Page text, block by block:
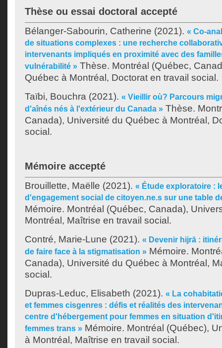
Thèse ou essai doctoral accepté
Bélanger-Sabourin, Catherine (2021). « Co-
de situations complexes : une recherche
intervenants impliqués en proximité avec des
vulnérabilité » Thèse. Montréal (Québec,
Québec à Montréal, Doctorat en travail social.
Taïbi, Bouchra (2021). « Vieillir où? Parcours
d'aînés nés à l'extérieur du Canada » Thèse.
Canada), Université du Québec à Montréal,
social.
Mémoire accepté
Brouillette, Maëlle (2021). « Étude exploratoire :
d'engagement social de citoyen.ne.s sur une table
Mémoire. Montréal (Québec, Canada),
Montréal, Maîtrise en travail social.
Contré, Marie-Lune (2021). « Devenir hijrā :
de faire face à la stigmatisation » Mémoire.
Canada), Université du Québec à Montréal,
social.
Dupras-Leduc, Elisabeth (2021). « La
et femmes cisgenres : défis et réalités des
centre d'hébergement pour femmes en situation
femmes trans » Mémoire. Montréal (Québec),
à Montréal, Maîtrise en travail social.